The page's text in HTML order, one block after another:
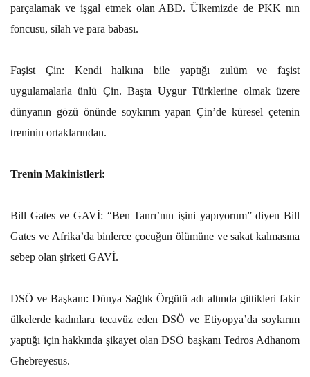
parçalamak ve işgal etmek olan ABD. Ülkemizde de PKK nın
foncusu, silah ve para babası.
Faşist Çin: Kendi halkına bile yaptığı zulüm ve faşist
uygulamalarla ünlü Çin. Başta Uygur Türklerine olmak üzere
dünyanın gözü önünde soykırım yapan Çin’de küresel çetenin
treninin ortaklarından.
Trenin Makinistleri:
Bill Gates ve GAVİ: “Ben Tanrı’nın işini yapıyorum” diyen Bill
Gates ve Afrika’da binlerce çocuğun ölümüne ve sakat kalmasına
sebep olan şirketi GAVİ.
DSÖ ve Başkanı: Dünya Sağlık Örgütü adı altında gittikleri fakir
ülkelerde kadınlara tecavüz eden DSÖ ve Etiyopya’da soykırım
yaptığı için hakkında şikayet olan DSÖ başkanı Tedros Adhanom
Ghebreyesus.